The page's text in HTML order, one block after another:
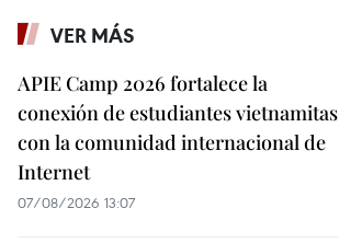
VER MÁS
APIE Camp 2026 fortalece la
conexión de estudiantes vietnamitas
con la comunidad internacional de
Internet
07/08/2026 13:07